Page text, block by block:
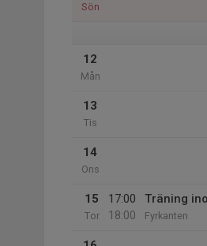
Sön
12
Mån
13
Tis
14
Ons
15
Tor
17:00
18:00
Träning
Fyrkanten